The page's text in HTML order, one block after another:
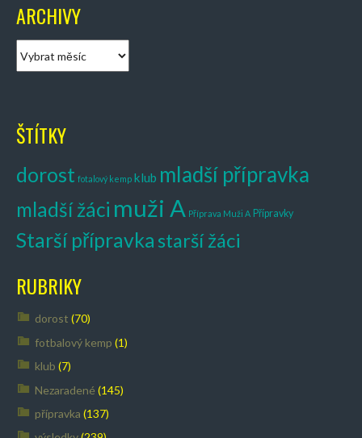
ARCHIVY
v
ŠTÍTKY
dorost fotalový kemp klub mladší přípravka
mladší žáci muži A Příprava Muži A Přípravky
Starší přípravka starší žáci
RUBRIKY
dorost (70)
fotbalový kemp (1)
klub (7)
Nezaradené (145)
přípravka (137)